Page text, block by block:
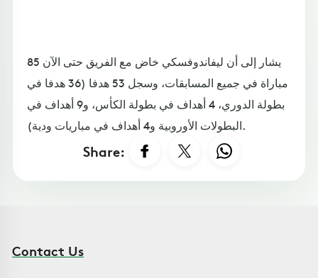
يشار إلى أن ليفاندوفسكي خاض مع الفريق حتى الآن 85
مباراة في جميع المسابقات، وسجل 53 هدفا (36 هدفا في
بطولة الدوري، 4 أهداف في بطولة الكأس، و9 أهداف في
البطولات الأوروبية و4 أهداف في مباريات ودية).
Share:
Contact Us